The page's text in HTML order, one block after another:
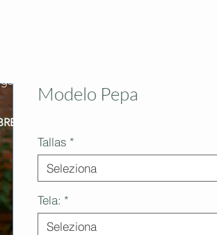
Modelo Pepa
Tallas *
Seleziona
Tela: *
Seleziona